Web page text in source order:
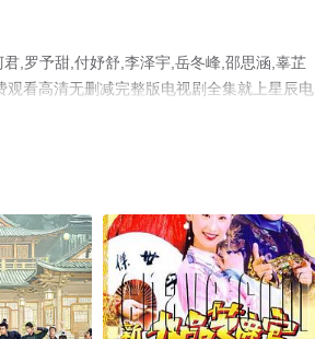
,罗予甜,付妤舒,李泽宇,岳冬峰,邵思涵,辜芷
看高清无删减完整版电视剧全集就上星辰电